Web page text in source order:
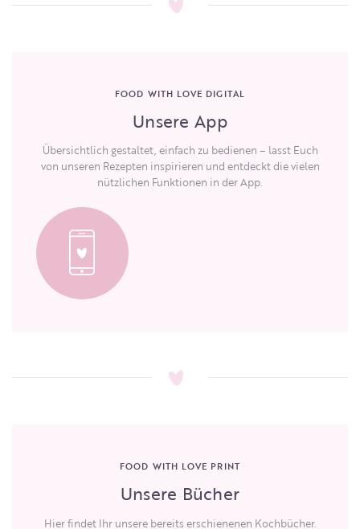
FOOD WITH LOVE DIGITAL
Unsere App
Übersichtlich gestaltet, einfach zu bedienen – lasst Euch
von unseren Rezepten inspirieren und entdeckt die vielen
nützlichen Funktionen in der App.
FOOD WITH LOVE PRINT
Unsere Bücher
Hier findet Ihr unsere bereits erschienenen Kochbücher.